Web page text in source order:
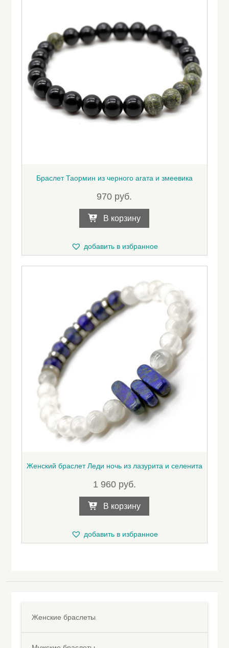
Браслет Таормин из черного агата и змеевика
970 руб.
В корзину
добавить в избранное
Женский браслет Леди ночь из лазурита и селенита
1 960 руб.
В корзину
добавить в избранное
Женские браслеты